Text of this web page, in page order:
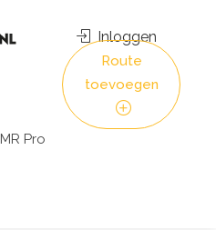
MR Pro
Inloggen
Route
toevoegen